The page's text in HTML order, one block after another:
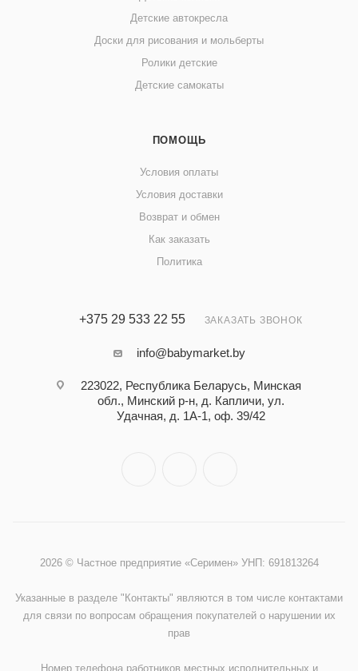
Детские автокресла
Доски для рисования и мольберты
Ролики детские
Детские самокаты
ПОМОЩЬ
Условия оплаты
Условия доставки
Возврат и обмен
Как заказать
Политика
+375 29 533 22 55 ЗАКАЗАТЬ ЗВОНОК
info@babymarket.by
223022, Республика Беларусь, Минская
обл., Минский р-н, д. Капличи, ул.
Удачная, д. 1А-1, оф. 39/42
2026 © Частное предприятие «Серимен» УНП: 691813264
Указанные в разделе "Контакты" являются в том числе контактами
для связи по вопросам обращения покупателей о нарушении их
прав
Номер телефона работников местных исполнительных и